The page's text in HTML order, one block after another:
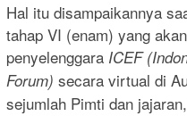
Hal itu disampaikannya
tahap VI (enam) yang
penyelenggara ICEF
Forum) secara virtual di
sejumlah Pimti dan